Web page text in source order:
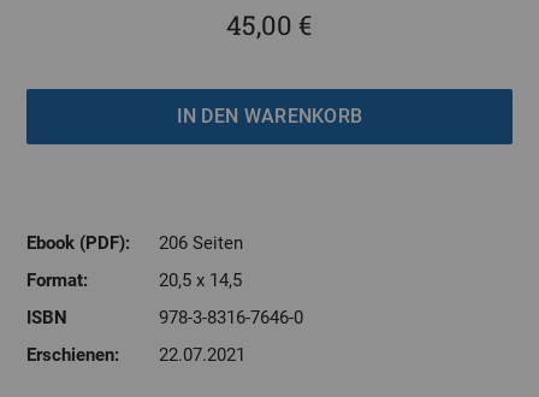
45,00 €
Ebook (PDF):
206 Seiten
Format:
20,5 x 14,5
ISBN
978-3-8316-7646-0
Erschienen:
22.07.2021